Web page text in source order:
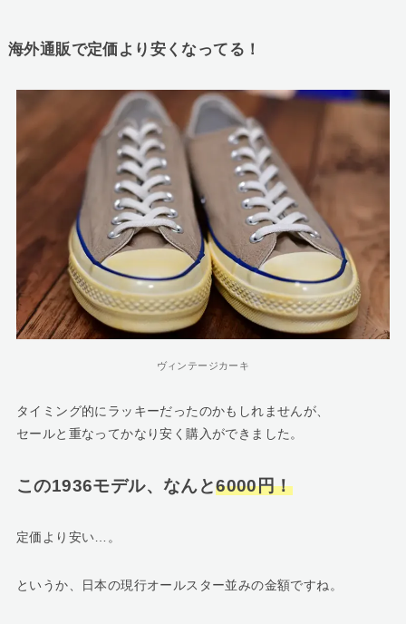
海外通販で定価より安くなってる！
ヴィンテージカーキ
タイミング的にラッキーだったのかもしれませんが、
セールと重なってかなり安く購入ができました。
この1936モデル、なんと6000円！
定価より安い…。
というか、日本の現行オールスター並みの金額ですね。